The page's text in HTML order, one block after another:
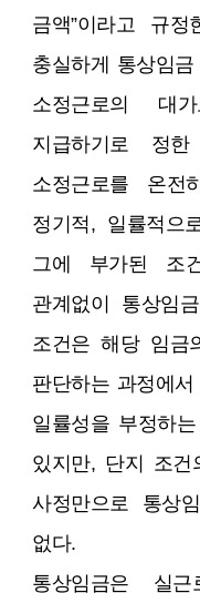
금액”이라고 규
충실하게 통상임
소정근로의 대
지급하기로 정
소정근로를 온전
정기적, 일률적으
그에 부가된 조
관계없이 통상임
조건은 해당 임금
판단하는 과정에
일률성을 부정하
있지만, 단지 조건
사정만으로 통상
없다.
통상임금은 실